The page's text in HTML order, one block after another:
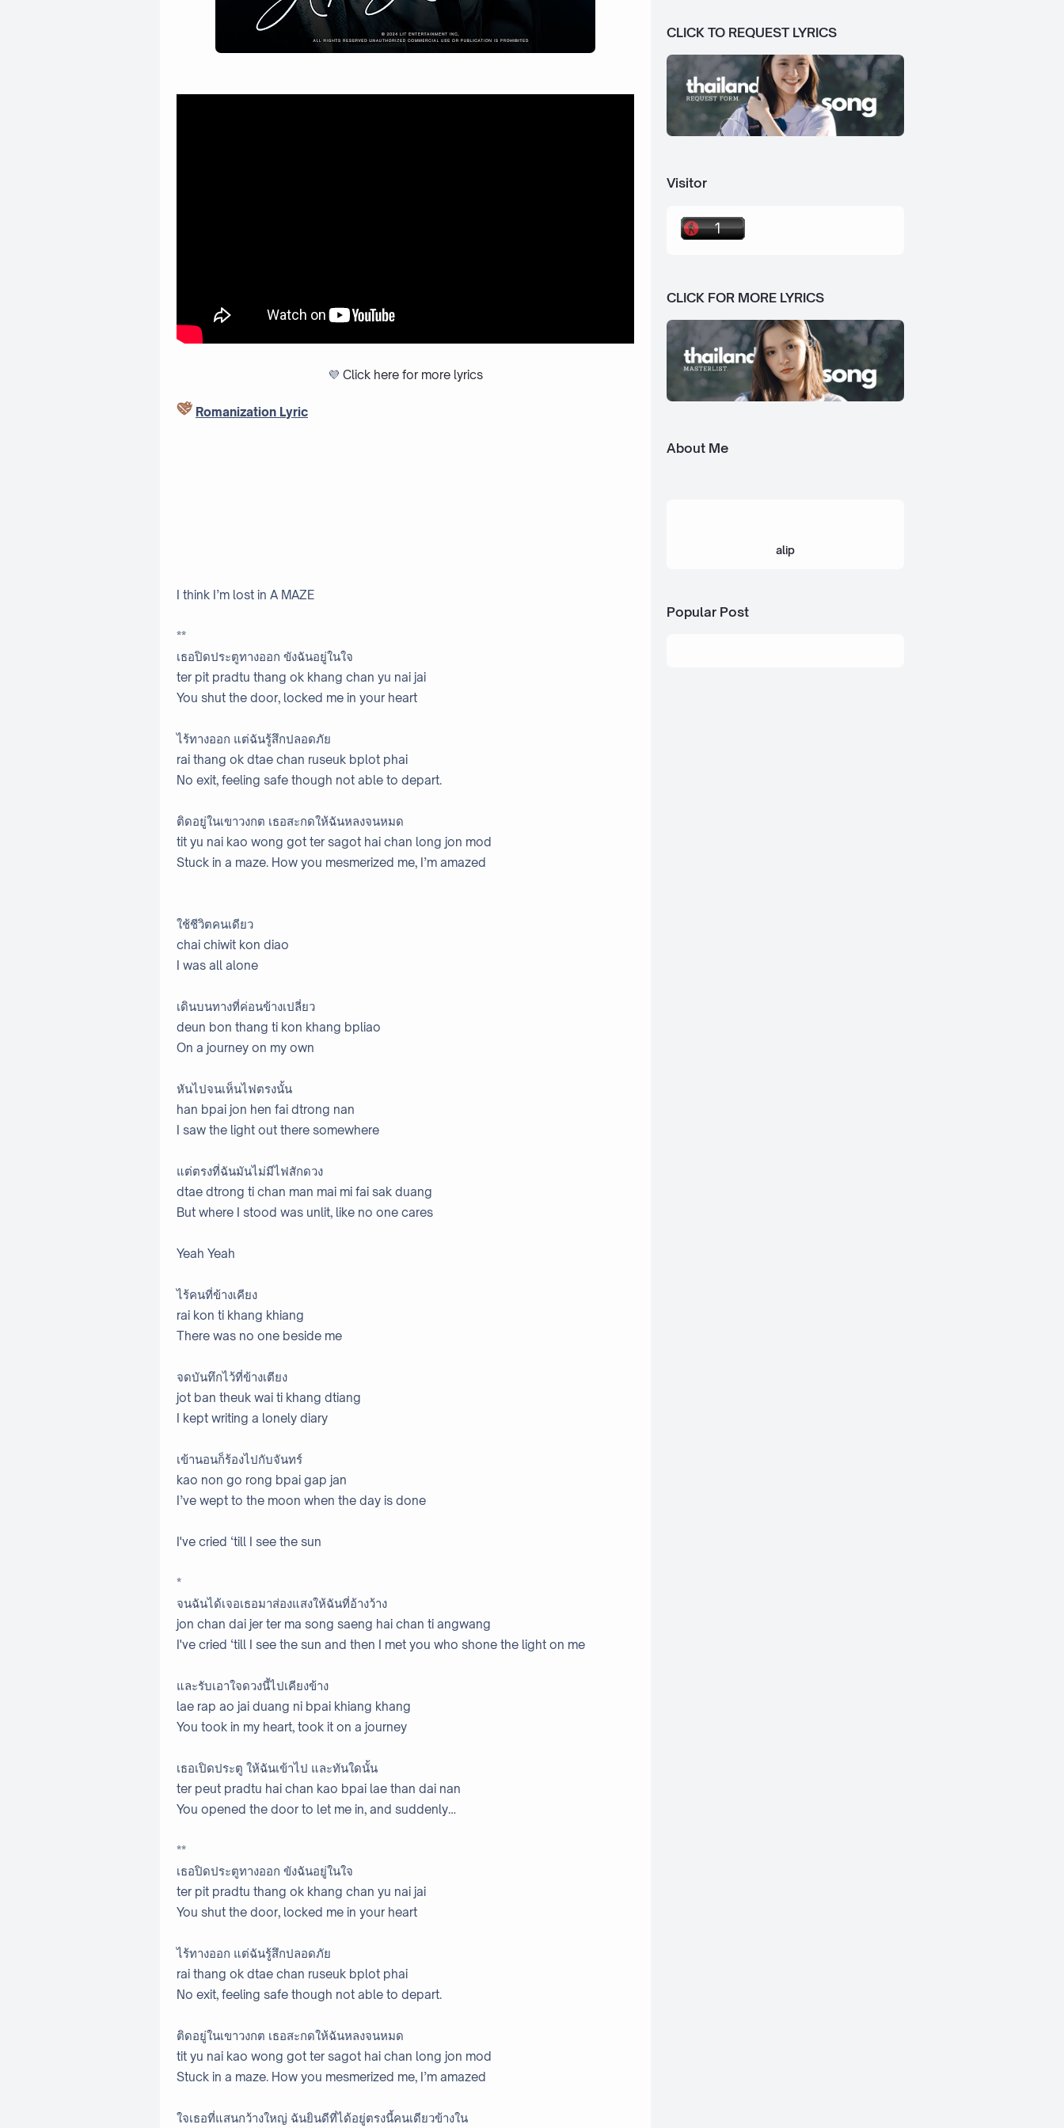
💜 Click here for more lyrics
Romanization Lyric
I think I’m lost in A MAZE
**
เธอปิดประตูทางออก ขังฉันอยู่ในใจ
ter pit pradtu thang ok khang chan yu nai jai
You shut the door, locked me in your heart
ไร้ทางออก แต่ฉันรู้สึกปลอดภัย
rai thang ok dtae chan ruseuk bplot phai
No exit, feeling safe though not able to depart.
ติดอยู่ในเขาวงกต เธอสะกดให้ฉันหลงจนหมด
tit yu nai kao wong got ter sagot hai chan long jon mod
Stuck in a maze. How you mesmerized me, I’m amazed
ใช้ชีวิตคนเดียว
chai chiwit kon diao
I was all alone
เดินบนทางที่ค่อนข้างเปลี่ยว
deun bon thang ti kon khang bpliao
On a journey on my own
หันไปจนเห็นไฟตรงนั้น
han bpai jon hen fai dtrong nan
I saw the light out there somewhere
แต่ตรงที่ฉันมันไม่มีไฟสักดวง
dtae dtrong ti chan man mai mi fai sak duang
But where I stood was unlit, like no one cares
Yeah Yeah
ไร้คนที่ข้างเคียง
rai kon ti khang khiang
There was no one beside me
จดบันทึกไว้ที่ข้างเตียง
jot ban theuk wai ti khang dtiang
I kept writing a lonely diary
เข้านอนก็ร้องไปกับจันทร์
kao non go rong bpai gap jan
I’ve wept to the moon when the day is done
I've cried ‘till I see the sun
*
จนฉันได้เจอเธอมาส่องแสงให้ฉันที่อ้างว้าง
jon chan dai jer ter ma song saeng hai chan ti angwang
I've cried ‘till I see the sun and then I met you who shone the light on me
และรับเอาใจดวงนี้ไปเคียงข้าง
lae rap ao jai duang ni bpai khiang khang
You took in my heart, took it on a journey
เธอเปิดประตู ให้ฉันเข้าไป และทันใดนั้น
ter peut pradtu hai chan kao bpai lae than dai nan
You opened the door to let me in, and suddenly…
**
เธอปิดประตูทางออก ขังฉันอยู่ในใจ
ter pit pradtu thang ok khang chan yu nai jai
You shut the door, locked me in your heart
ไร้ทางออก แต่ฉันรู้สึกปลอดภัย
rai thang ok dtae chan ruseuk bplot phai
No exit, feeling safe though not able to depart.
ติดอยู่ในเขาวงกต เธอสะกดให้ฉันหลงจนหมด
tit yu nai kao wong got ter sagot hai chan long jon mod
Stuck in a maze. How you mesmerized me, I’m amazed
ใจเธอที่แสนกว้างใหญ่ ฉันยินดีที่ได้อยู่ตรงนี้คนเดียวข้างใน
CLICK TO REQUEST LYRICS
Visitor
CLICK FOR MORE LYRICS
About Me
alip
Popular Post